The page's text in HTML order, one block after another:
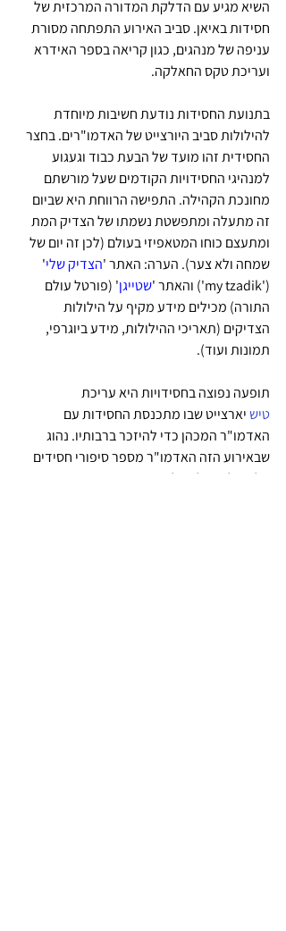
השיא מגיע עם הדלקת המדורה המרכזית של
חסידות באיאן. סביב האירוע התפתחה מסורת
עניפה של מנהגים, כגון קריאה בספר האידרא
ועריכת טקס החאלקה.
בתנועת החסידות נודעת חשיבות מיוחדת
להילולות סביב היורצייט של האדמו"רים. בחצר
החסידית זהו מועד של הבעת כבוד וגעגוע
למנהיגי החסידויות הקודמים שעל מורשתם
מחונכת הקהילה. התפישה הרווחת היא שביום
זה מתעלה ומתפשטת נשמתו של הצדיק המת
ומתעצם כוחו המטאפיזי בעולם (לכן זה יום של
שמחה ולא צער). הערה: האתר 'הצדיק שלי'
('my tzadik') והאתר '
שטייגן' (פורטל עולם
התורה) מכילים מידע מקיף על הילולות
הצדיקים (תאריכי ההילולות, מידע ביוגרפי,
תמונות ועוד).
תופעה נפוצה בחסידויות היא עריכת
טיש יארצייט שבו מתכנסת החסידות עם
האדמו"ר המכהן כדי להיזכר ברבותיו. נהוג
שבאירוע הזה האדמו"ר מספר סיפורי חסידים
על גדולתו של בעל היראצייט או מביא ציטוטים